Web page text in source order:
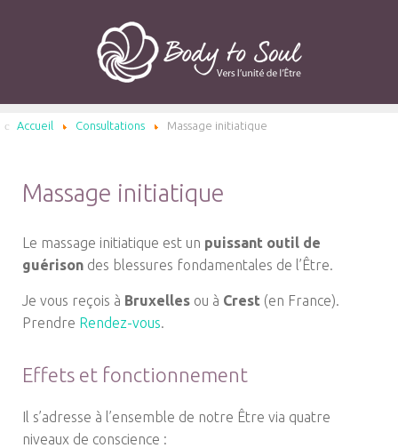
Accueil Consultations Massage initiatique
Massage initiatique
Le massage initiatique est un puissant outil de
guérison des blessures fondamentales de l’Être.
Je vous reçois à Bruxelles ou à Crest (en France).
Prendre Rendez-vous.
Effets et fonctionnement
Il s’adresse à l’ensemble de notre Être via quatre
niveaux de conscience :